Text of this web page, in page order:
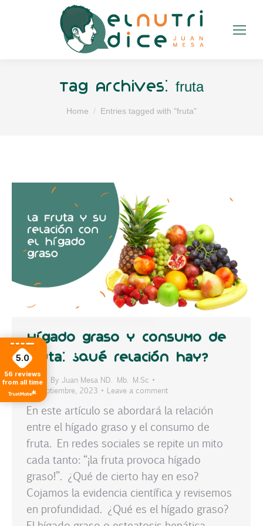
Tag Archives: fruta
You are here:
Home Entries tagged with "fruta"
Hígado graso y consumo de
fruta: ¿Qué relación hay?
Blog By Juan Mesa ND. Mb. M.Sc
10 septiembre, 2023
Leave a comment
En este artículo se abordará la relación
entre el hígado graso y el consumo de
fruta. En redes sociales se repite un mito
cada tanto: “¡la fruta provoca hígado
graso!”. ¿Qué de cierto hay en eso?
Cojamos la evidencia científica y revisemos
en profundidad. ¿Qué es el hígado graso?
5.0
56 reviews
from all time